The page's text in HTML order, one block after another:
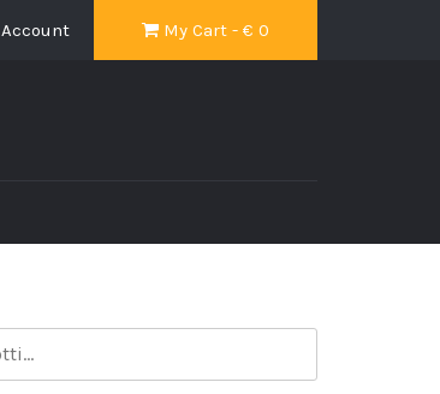
My Cart - € 0
Account